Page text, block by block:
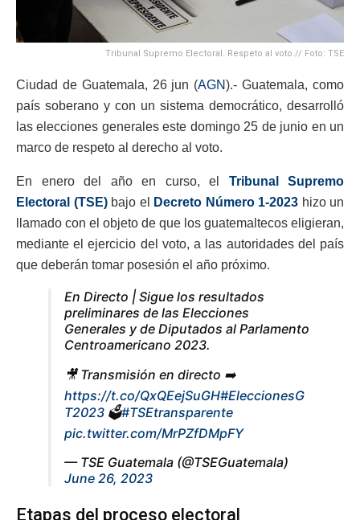
Tribunal Supremo Electoral. Respeto al voto.// Foto: TSE
Ciudad de Guatemala, 26 jun (AGN).- Guatemala, como
país soberano y con un sistema democrático, desarrolló
las elecciones generales este domingo 25 de junio en un
marco de respeto al derecho al voto.
En enero del año en curso, el
Tribunal Supremo
Electoral (TSE)bajo el Decreto Número 1-2023 hizo un
llamado con el objeto de que los guatemaltecos eligieran,
mediante el ejercicio del voto, a las autoridades del país
que deberán tomar posesión el año próximo.
En Directo | Sigue los resultados
preliminares de las Elecciones
Generales y de Diputados al Parlamento
Centroamericano 2023.
🎥 Transmisión en directo ➡️
https://t.co/QxQEejSuGH#EleccionesG
T2023 🗳️#TSEtransparente
pic.twitter.com/MrPZfDMpFY
— TSE Guatemala (@TSEGuatemala)
June 26, 2023
Etapas del proceso electoral